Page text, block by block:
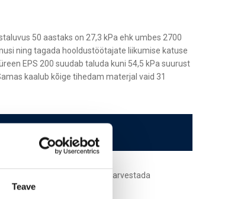
Teave
50 aastaks on 27,3 kPa ehk umbes 2700
ning tagada hooldustöötajate liikumise katuse
EPS 200 suudab taluda kuni 54,5 kPa suurust
kaalub kõige tihedam materjal vaid 31
sobivust, tuleb arvestada